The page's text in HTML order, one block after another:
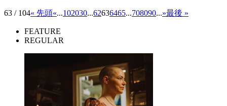
63 / 104« 先頭«...102030...62636465...708090...»最後 »
FEATURE
REGULAR